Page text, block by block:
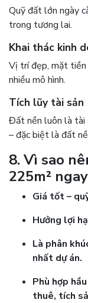
Quỹ đất lớn ngày
trong tương lai.
Khai thác kinh
Vị trí đẹp, mặt tiền
nhiều mô hình.
Tích lũy tài sản
Đất nền luôn là tài
– đặc biệt là đất
8. Vì sao
225m²
Giá tốt –
Hưởng lợi
Là phân
nhất dự án.
Phù hợp
thuê, tích